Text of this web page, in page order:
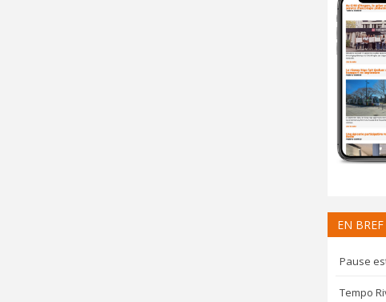
EN BREF
Pause
Tempo